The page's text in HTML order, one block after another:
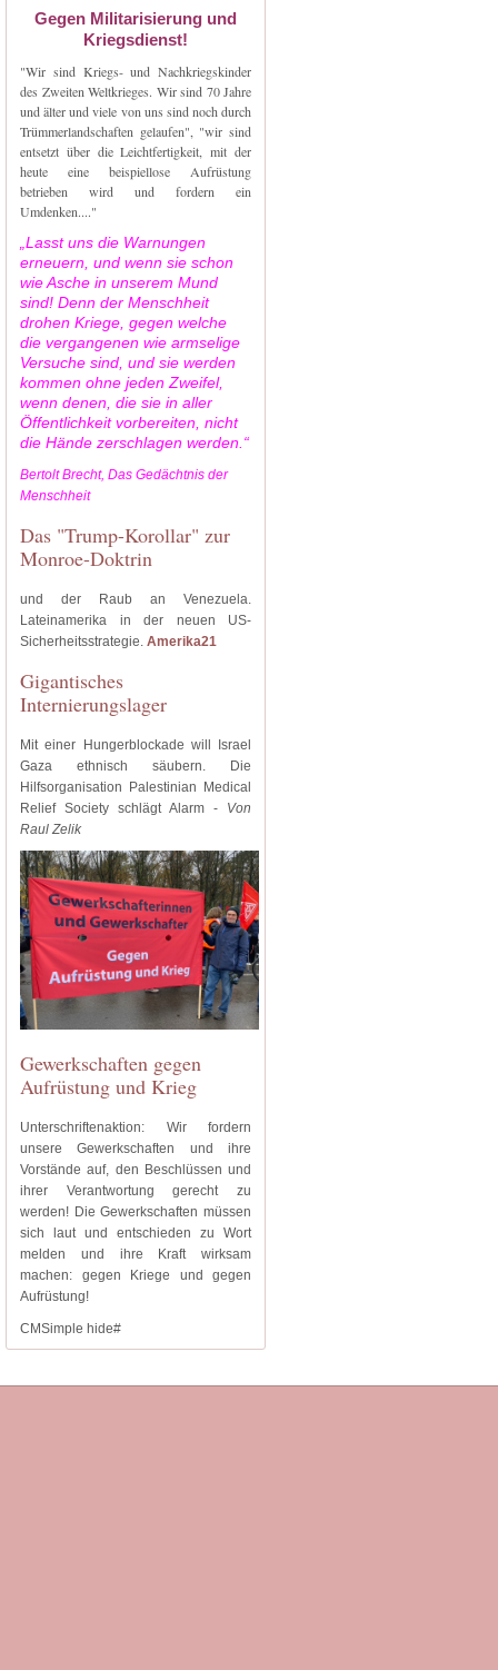
Gegen Militarisierung und
Kriegsdienst!
"Wir sind Kriegs- und Nachkriegskinder
des Zweiten Weltkrieges. Wir sind 70 Jahre
und älter und viele von uns sind noch durch
Trümmerlandschaften gelaufen", "wir sind
entsetzt über die Leichtfertigkeit, mit der
heute eine beispiellose Aufrüstung
betrieben wird und fordern ein
Umdenken...."
„Lasst uns die Warnungen
erneuern, und wenn sie schon
wie Asche in unserem Mund
sind! Denn der Menschheit
drohen Kriege, gegen welche
die vergangenen wie armselige
Versuche sind, und sie werden
kommen ohne jeden Zweifel,
wenn denen, die sie in aller
Öffentlichkeit vorbereiten, nicht
die Hände zerschlagen werden.“
Bertolt Brecht, Das Gedächtnis der
Menschheit
Das "Trump-Korollar" zur
Monroe-Doktrin
und der Raub an Venezuela.
Lateinamerika in der neuen US-
Sicherheitsstrategie. Amerika21
Gigantisches
Internierungslager
Mit einer Hungerblockade will Israel
Gaza ethnisch säubern. Die
Hilfsorganisation Palestinian Medical
Relief Society schlägt Alarm - Von
Raul Zelik
Gewerkschaften gegen
Aufrüstung und Krieg
Unterschriftenaktion: Wir fordern
unsere Gewerkschaften und ihre
Vorstände auf, den Beschlüssen und
ihrer Verantwortung gerecht zu
werden! Die Gewerkschaften müssen
sich laut und entschieden zu Wort
melden und ihre Kraft wirksam
machen: gegen Kriege und gegen
Aufrüstung!
CMSimple hide#